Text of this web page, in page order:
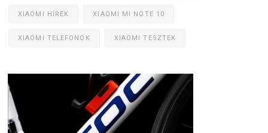
XIAOMI HÍREK XIAOMI MI NOTE 10
XIAOMI TELEFONOK XIAOMI TESZTEK